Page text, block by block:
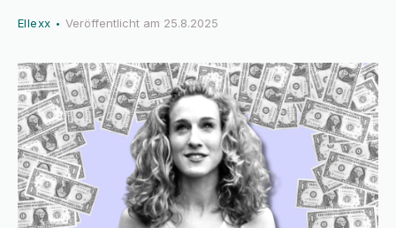
Ellexx •Veröffentlicht am 25.8.2025